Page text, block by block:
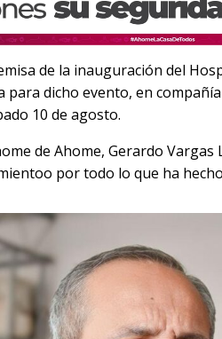
de la inauguración del
para dicho evento, en
10 de agosto.
de Ahome, Gerardo
por todo lo que ha